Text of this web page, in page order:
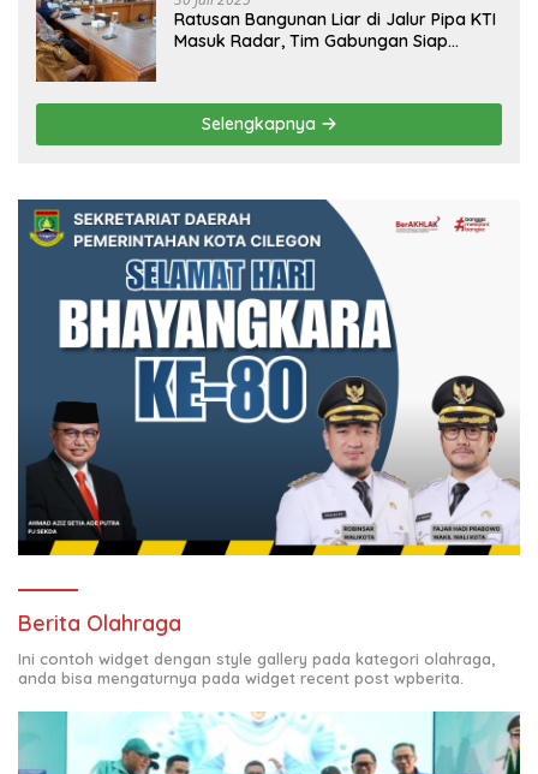
Ratusan Bangunan Liar di Jalur Pipa KTI
Masuk Radar, Tim Gabungan Siap
Selengkapnya
Berita Olahraga
Ini contoh widget dengan style gallery pada kategori olahraga,
anda bisa mengaturnya pada widget recent post wpberita.